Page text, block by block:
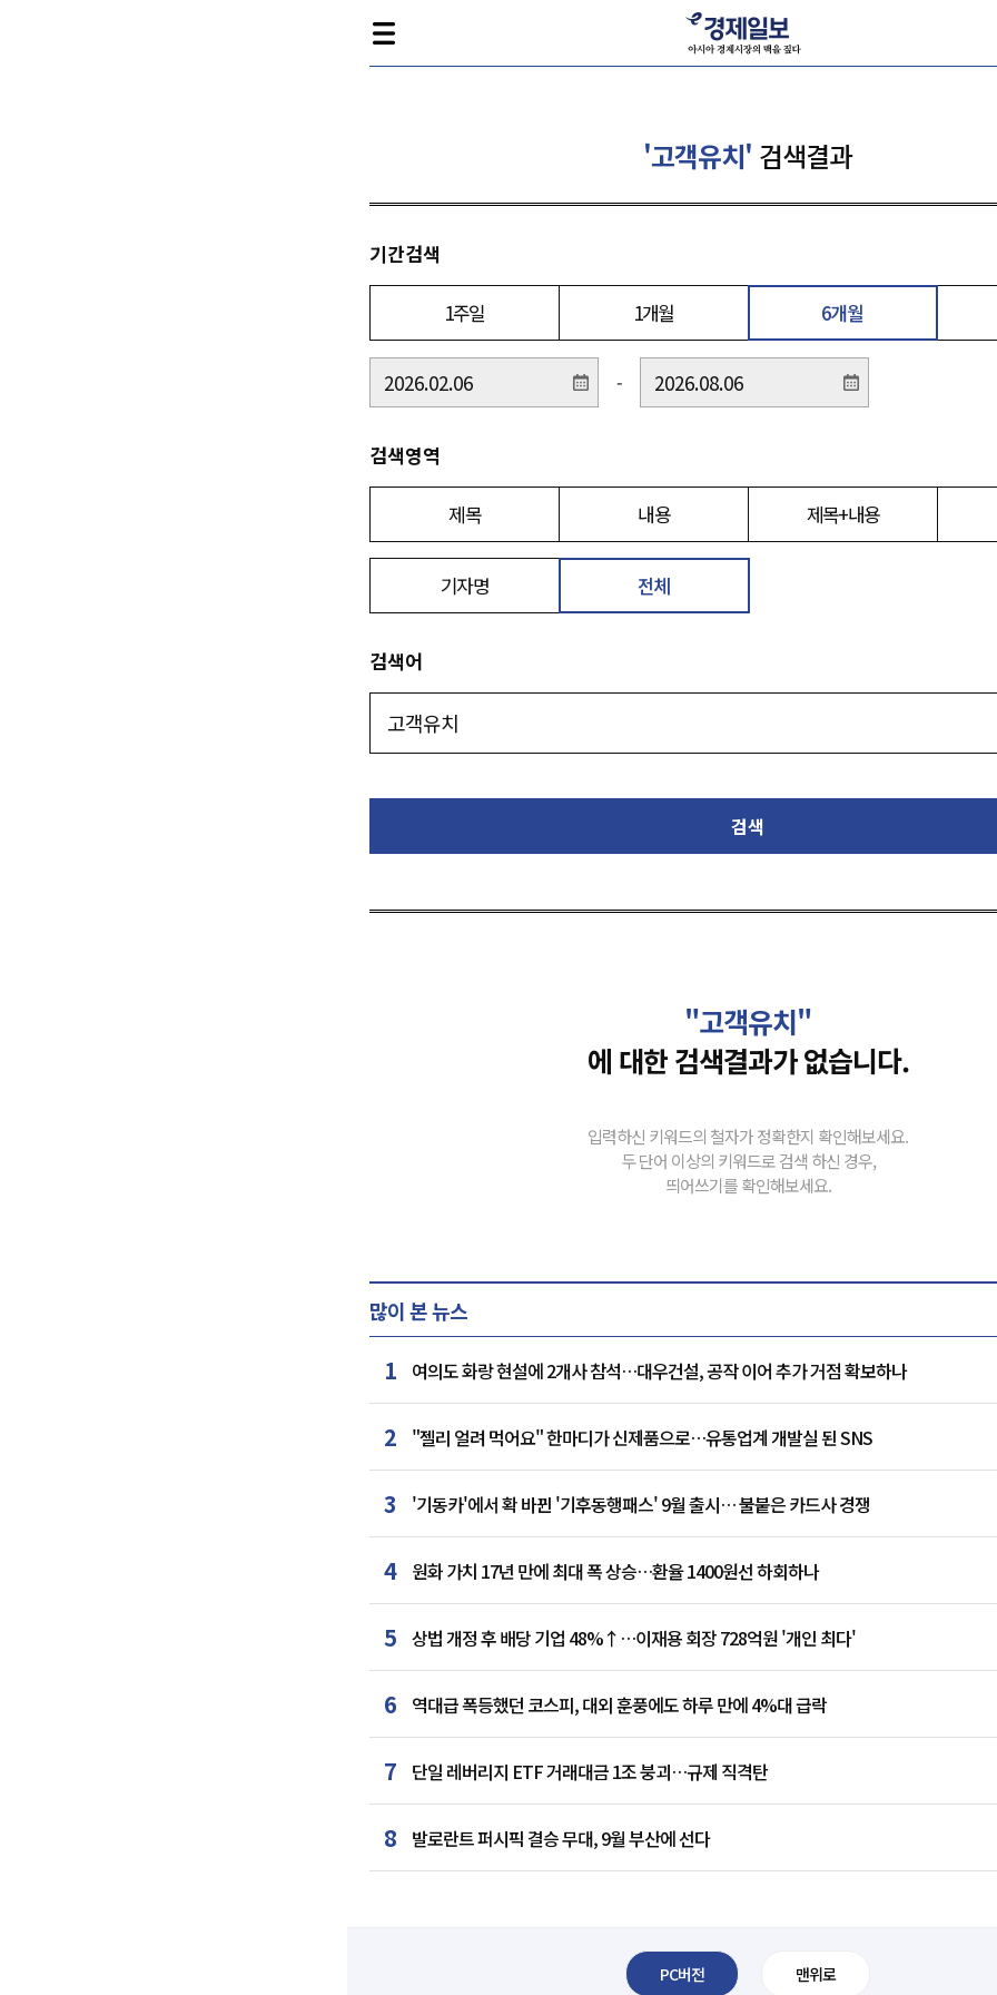
'고객유치' 검색결과
기간검색
1주일 1개월 6개월
-
검색영역
제목 내용 제목+내용
기자명 전체
검색어
검색
"고객유치"
에 대한 검색결과가 없습니다.
입력하신 키워드의 철자가 정확한지 확인해보세요.
두 단어 이상의 키워드로 검색 하신 경우,
띄어쓰기를 확인해보세요.
많이 본 뉴스
1 여의도 화랑 현설에 2개사 참석…대우건설, 공작 이어 추가 거점 확보하나
2 "젤리 얼려 먹어요" 한마디가 신제품으로…유통업계 개발실 된 SNS
3 '기동카'에서 확 바뀐 '기후동행패스' 9월 출시… 불붙은 카드사 경쟁
4 원화 가치 17년 만에 최대 폭 상승…환율 1400원선 하회하나
5 상법 개정 후 배당 기업 48%↑…이재용 회장 728억원 '개인 최다'
6 역대급 폭등했던 코스피, 대외 훈풍에도 하루 만에 4%대 급락
7 단일 레버리지 ETF 거래대금 1조 붕괴…규제 직격탄
8 발로란트 퍼시픽 결승 무대, 9월 부산에 선다
PC버전 맨위로